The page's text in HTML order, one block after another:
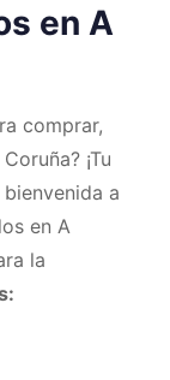
en A
comprar,
¡Tu
a
en A
la